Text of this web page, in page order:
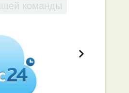
команды